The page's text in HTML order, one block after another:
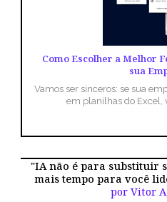
Como Escolher a Melhor
sua
Vamos ser sinceros: se sua
em planilhas do Excel,
"IA não é para substituir
mais tempo para você
por Vitor